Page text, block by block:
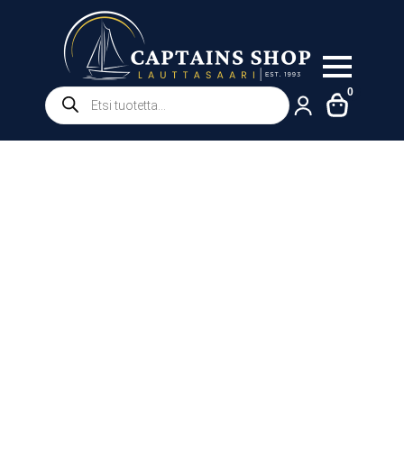
Products
search
0